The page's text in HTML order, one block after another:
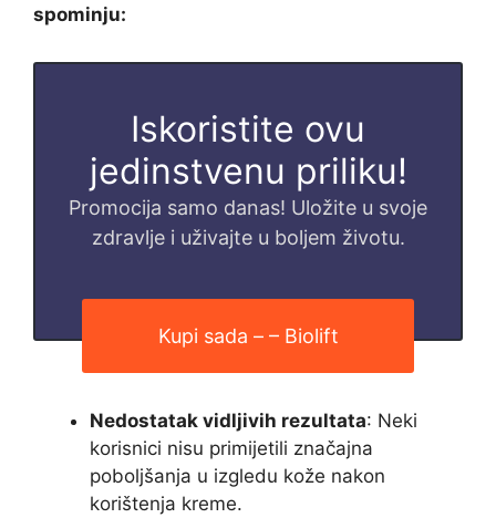
spominju:
Iskoristite ovu
jedinstvenu priliku!
Promocija samo danas! Uložite u svoje
zdravlje i uživajte u boljem životu.
Kupi sada – – Biolift
Nedostatak vidljivih rezultata: Neki
korisnici nisu primijetili značajna
poboljšanja u izgledu kože nakon
korištenja kreme.